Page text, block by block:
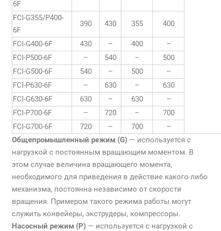
6F
FCI-G355/P400-
6F
390 430 355 400
FCI-G400-6F 430 – 400
–
FCI-P500-6F
– 540 –
500
FCI-G500-6F
540 – 500
–
FCI-P630-6F
– 630 –
630
FCI-G630-6F
630 – 630
–
FCI-P700-6F
– 720 –
700
FCI-G700-6F
720 – 700
–
Общепромышленный режим (G) — используется с
нагрузкой с постоянным вращающим моментом. В
этом случае величина вращающего момента,
необходимого для приведения в действие какого-либо
механизма, постоянна независимо от скорости
вращения. Примером такого режима работы могут
служить конвейеры, экструдеры, компрессоры.
Насосный режим (P) — используется с нагрузкой с